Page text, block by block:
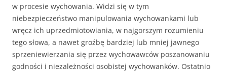
w procesie wychowa­nia. Widzi się w tym
niebezpieczeństwo manipulowania wychowankami lub
wręcz ich uprzedmiotowiania, w najgorszym rozumieniu
tego słowa, a nawet groźbę bardziej lub mniej jawnego
sprzeniewierzania się przez wy­chowawców poszanowaniu
godności i niezależności osobistej wychowan­ków. Ostatnio